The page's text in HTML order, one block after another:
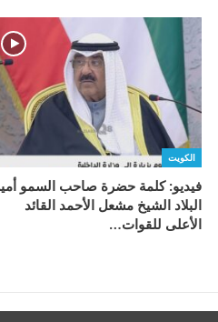
الكويت
فيديو: كلمة حضرة صاحب السمو
البلاد الشيخ مشعل الأحمد القائد
الأعلى للقوات…